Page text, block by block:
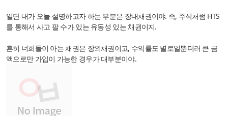
일단 내가 오늘 설명하고자 하는 부분은 장내채권이야. 즉, 주식처럼 HTS
를 통해서 사고 팔 수가 있는 유동성 있는 채권이지.
흔히 너희들이 아는 채권은 장외채권이고, 수익률도 별로일뿐더러 큰 금
액으로만 가입이 가능한 경우가 대부분이야.